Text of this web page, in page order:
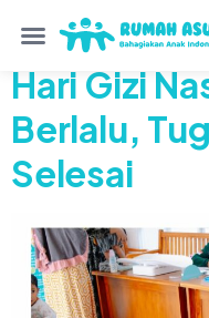
Tag: gizi
Hari Gizi
Berlalu,
Selesai